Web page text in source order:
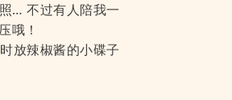
… 不过有人陪我一
哦！
放辣椒酱的小碟子